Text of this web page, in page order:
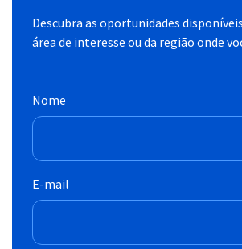
Descubra as oportunidades
área de interesse ou da região onde
Nome
E-mail